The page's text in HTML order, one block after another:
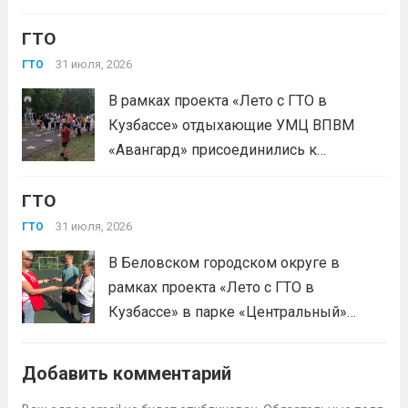
млн человек по всей стране проверили свои силы в
испытаниях ГТО. Приказ...
ГТО
ГТО 31 июля, 2026
В рамках проекта «Лето с ГТО в
Кузбассе» отдыхающие УМЦ ВПВМ
«Авангард» присоединились к
«Авангарда» не просто проверкой
праздником спорта.Поддерживая друг
друга, юноши и девушки показывают
отличные результаты, подтверждая,...
ГТО
ГТО 31 июля, 2026
В Беловском городском округе в
рамках проекта «Лето с ГТО в
Кузбассе» в парке «Центральный»
спортивного комплекса «Готов к труду
Добавить комментарий